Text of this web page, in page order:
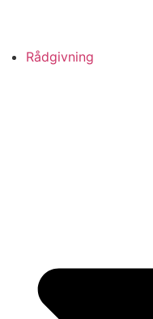
Rådgivning